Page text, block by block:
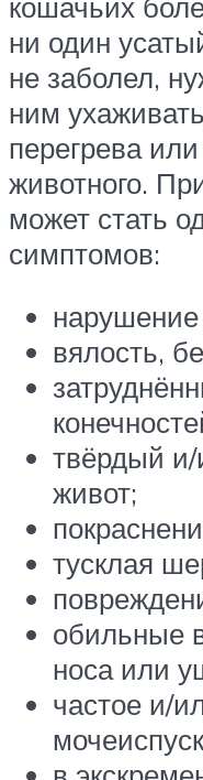
ни один
не заболел,
ним
перегрева
животного.
может стать
симптомов:
вялость,
твёрдый
живот;
тусклая
обильные
носа или
частое и/